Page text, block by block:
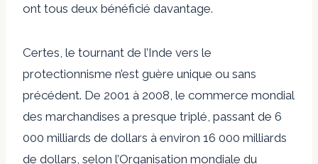
ont tous deux bénéficié davantage.
Certes, le tournant de l’Inde vers le
protectionnisme n’est guère unique ou sans
précédent. De 2001 à 2008, le commerce mondial
des marchandises a presque triplé, passant de 6
000 milliards de dollars à environ 16 000 milliards
de dollars, selon l’Organisation mondiale du